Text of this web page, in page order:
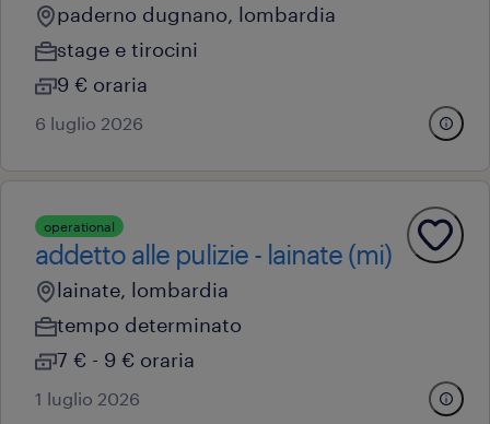
paderno dugnano, lombardia
stage e tirocini
9 € oraria
6 luglio 2026
operational
addetto alle pulizie - lainate (mi)
lainate, lombardia
tempo determinato
7 € - 9 € oraria
1 luglio 2026